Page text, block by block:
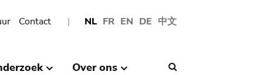
NL FR EN DE 中文
Contact
Over ons